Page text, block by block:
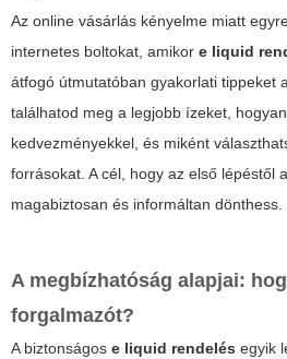
Az online vásárlás kényelme miatt
internetes boltokat, amikor e liquid
átfogó útmutatóban gyakorlati tippeket
találhatod meg a legjobb ízeket,
kedvezményekkel, és miként
forrásokat. A cél, hogy az első lépéstől
magabiztosan és informáltan dönthess.
A megbízhatóság alapjai:
forgalmazót?
A biztonságos e liquid rendelés egyik